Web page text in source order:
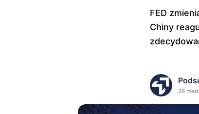
FED
Chiny
26